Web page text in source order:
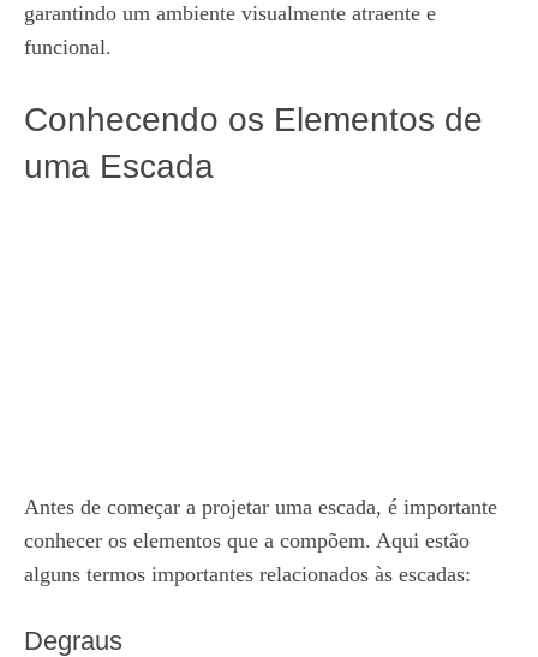
garantindo um ambiente visualmente atraente e
funcional.
Conhecendo os Elementos de
uma Escada
Antes de começar a projetar uma escada, é importante
conhecer os elementos que a compõem. Aqui estão
alguns termos importantes relacionados às escadas:
Degraus